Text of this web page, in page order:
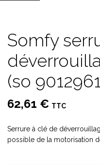
Somfy
(so
62,61 € TTC
Serrure à clé de
possible de la motorisation